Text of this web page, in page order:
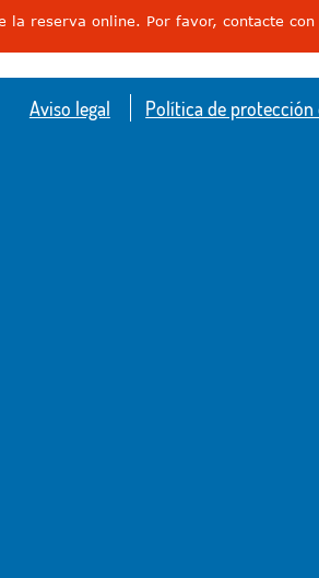
la reserva online. Por favor, contacte
Aviso legal Política de protección